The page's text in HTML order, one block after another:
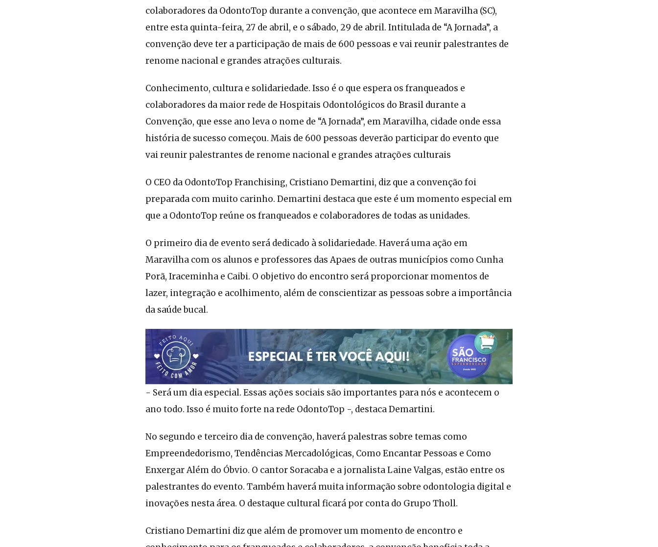
colaboradores da OdontoTop durante a convenção, que acontece em Maravilha (SC),
entre esta quinta-feira, 27 de abril, e o sábado, 29 de abril. Intitulada de “A Jornada”, a
convenção deve ter a participação de mais de 600 pessoas e vai reunir palestrantes de
renome nacional e grandes atrações culturais.
Conhecimento, cultura e solidariedade. Isso é o que espera os franqueados e
colaboradores da maior rede de Hospitais Odontológicos do Brasil durante a
Convenção, que esse ano leva o nome de “A Jornada”, em Maravilha, cidade onde essa
história de sucesso começou. Mais de 600 pessoas deverão participar do evento que
vai reunir palestrantes de renome nacional e grandes atrações culturais
O CEO da OdontoTop Franchising, Cristiano Demartini, diz que a convenção foi
preparada com muito carinho. Demartini destaca que este é um momento especial em
que a OdontoTop reúne os franqueados e colaboradores de todas as unidades.
O primeiro dia de evento será dedicado à solidariedade. Haverá uma ação em
Maravilha com os alunos e professores das Apaes de outras municípios como Cunha
Porã, Iraceminha e Caibi. O objetivo do encontro será proporcionar momentos de
lazer, integração e acolhimento, além de conscientizar as pessoas sobre a importância
da saúde bucal.
- Será um dia especial. Essas ações sociais são importantes para nós e acontecem o
ano todo. Isso é muito forte na rede OdontoTop -, destaca Demartini.
No segundo e terceiro dia de convenção, haverá palestras sobre temas como
Empreendedorismo, Tendências Mercadológicas, Como Encantar Pessoas e Como
Enxergar Além do Óbvio. O cantor Soracaba e a jornalista Laine Valgas, estão entre os
palestrantes do evento. Também haverá muita informação sobre odontologia digital e
inovações nesta área. O destaque cultural ficará por conta do Grupo Tholl.
Cristiano Demartini diz que além de promover um momento de encontro e